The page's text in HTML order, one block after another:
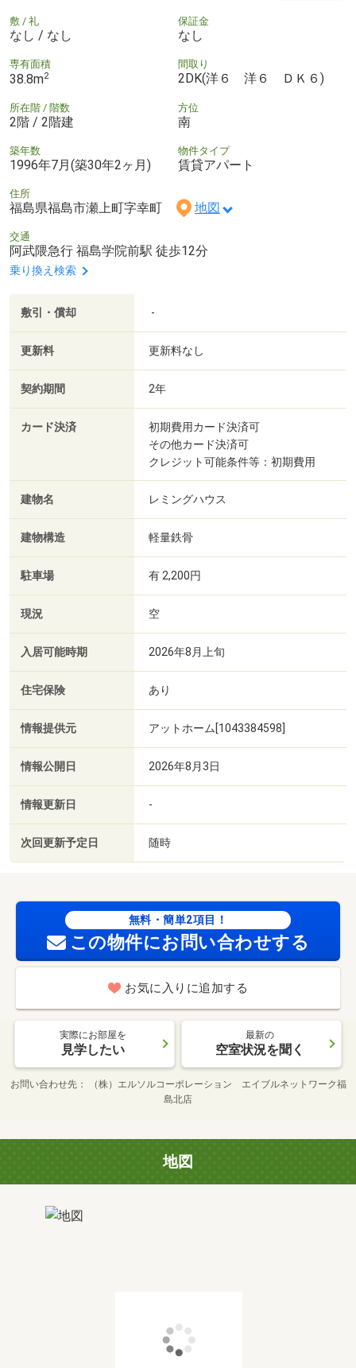
敷 / 礼
なし / なし
保証金
なし
専有面積
38.8m2
間取り
2DK(洋６ 洋６ ＤＫ６)
所在階 / 階数
2階 / 2階建
方位
南
築年数
1996年7月(築30年2ヶ月)
物件タイプ
賃貸アパート
住所
福島県福島市瀬上町字幸町 地図
交通
阿武隈急行 福島学院前駅 徒歩12分
乗り換え検索
敷引・償却 -
更新料 更新料なし
契約期間 2年
カード決済
初期費用カード決済可
その他カード決済可
クレジット可能条件等：初期費用
建物名 レミングハウス
建物構造 軽量鉄骨
駐車場 有 2,200円
現況 空
入居可能時期 2026年8月上旬
住宅保険 あり
情報提供元 アットホーム[1043384598]
情報公開日 2026年8月3日
情報更新日 -
次回更新予定日 随時
無料・簡単2項目！
この物件にお問い合わせする
お気に入りに追加する
実際にお部屋を
見学したい
最新の
空室状況を聞く
お問い合わせ先
（株）エルソルコーポレーション エイブルネットワーク福
島北店
地図